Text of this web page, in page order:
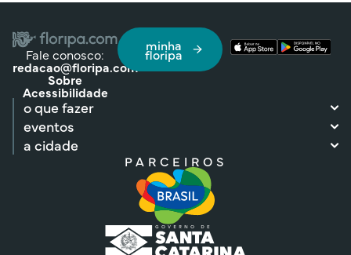
Fale conosco:
redacao@floripa.com
Sobre
Acessibilidade
minha
floripa
o que fazer
eventos
a cidade
PARCEIROS